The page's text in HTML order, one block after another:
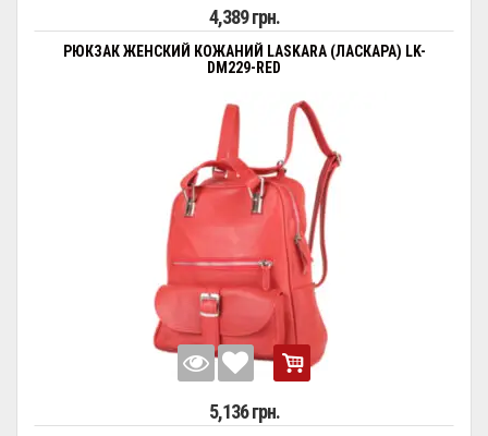
4,389 грн.
РЮКЗАК ЖЕНСКИЙ КОЖАНИЙ LASKARA (ЛАСКАРА) LK-
DM229-RED
5,136 грн.